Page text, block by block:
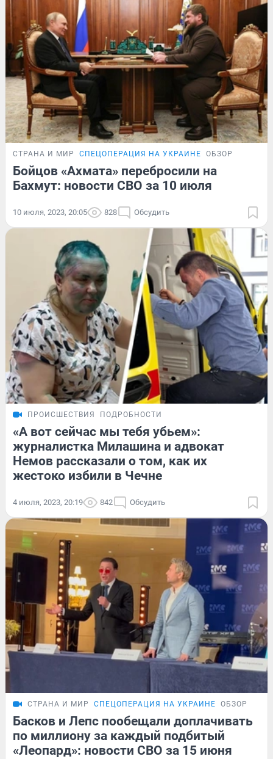
СТРАНА И МИР СПЕЦОПЕРАЦИЯ НА УКРАИНЕ ОБЗОР
Бойцов «Ахмата» перебросили на
Бахмут: новости СВО за 10 июля
10 июля, 2023, 20:05 828 Обсудить
ПРОИСШЕСТВИЯ ПОДРОБНОСТИ
«А вот сейчас мы тебя убьем»:
журналистка Милашина и адвокат
Немов рассказали о том, как их
жестоко избили в Чечне
4 июля, 2023, 20:19 842 Обсудить
СТРАНА И МИР СПЕЦОПЕРАЦИЯ НА УКРАИНЕ ОБЗОР
Басков и Лепс пообещали доплачивать
по миллиону за каждый подбитый
«Леопард»: новости СВО за 15 июня